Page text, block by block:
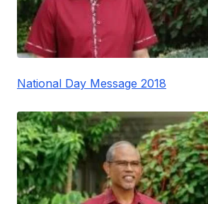
National Day Message 2018